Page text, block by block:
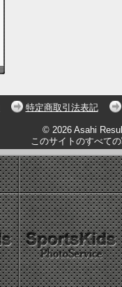
特定商取引法表記
© 2026 Asahi
このサイトのすべて